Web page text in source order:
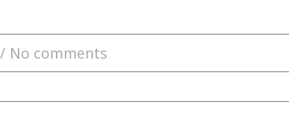
/ No comments